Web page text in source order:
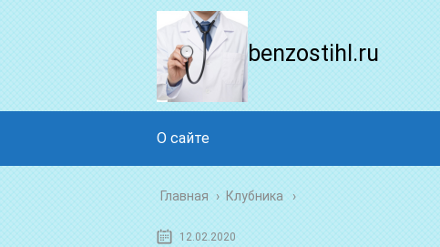
benzostihl.ru
О сайте
Главная › Клубника
12.02.2020